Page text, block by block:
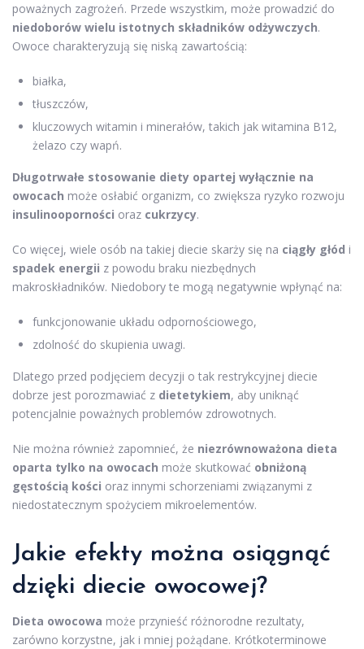
poważnych zagrożeń. Przede wszystkim, może prowadzić do
niedoborów wielu istotnych składników odżywczych.
Owoce charakteryzują się niską zawartością:
białka,
tłuszczów,
kluczowych witamin i minerałów, takich jak witamina B12,
żelazo czy wapń.
Długotrwałe stosowanie diety opartej wyłącznie na
owocach może osłabić organizm, co zwiększa ryzyko rozwoju
insulinooporności oraz cukrzycy.
Co więcej, wiele osób na takiej diecie skarży się na ciągły głód i
spadek energii z powodu braku niezbędnych
makroskładników. Niedobory te mogą negatywnie wpłynąć na:
funkcjonowanie układu odpornościowego,
zdolność do skupienia uwagi.
Dlatego przed podjęciem decyzji o tak restrykcyjnej diecie
dobrze jest porozmawiać z dietetykiem, aby uniknąć
potencjalnie poważnych problemów zdrowotnych.
Nie można również zapomnieć, że niezrównoważona dieta
oparta tylko na owocach może skutkować obniżoną
gęstością kości oraz innymi schorzeniami związanymi z
niedostatecznym spożyciem mikroelementów.
Jakie efekty można osiągnąć
dzięki diecie owocowej?
Dieta owocowa może przynieść różnorodne rezultaty,
zarówno korzystne, jak i mniej pożądane. Krótkoterminowe